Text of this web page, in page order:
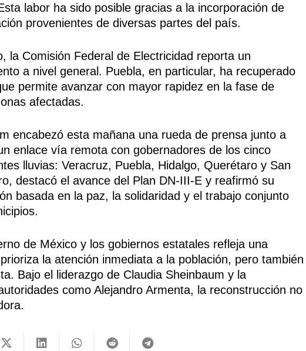
labor ha sido posible gracias a la incorporación de
provenientes de diversas partes del país.
la Comisión Federal de Electricidad reporta un
a nivel general. Puebla, en particular, ha recuperado
permite avanzar con mayor rapidez en la fase de
afectadas.
encabezó esta mañana una rueda de prensa junto a
enlace vía remota con gobernadores de los cinco
lluvias: Veracruz, Puebla, Hidalgo, Querétaro y San
destacó el avance del Plan DN-III-E y reafirmó su
basada en la paz, la solidaridad y el trabajo conjunto
de México y los gobiernos estatales refleja una
la atención inmediata a la población, pero también
Bajo el liderazgo de Claudia Sheinbaum y la
como Alejandro Armenta, la reconstrucción no